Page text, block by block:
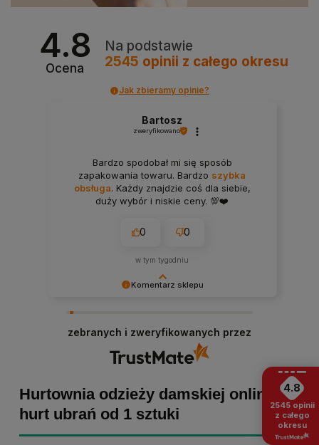
4.8
Ocena
Na podstawie
2545 opinii z całego okresu
Jak zbieramy opinie?
Komentarz sklepu
tym bardziej cieszymy się, że zakup przebiegł
pomyślnie. Obiecujemy utrzymać dobrą passę -
zapraszamy ponownie! :)
Bartosz
zweryfikowano
Bardzo spodobał mi się sposób
zapakowania towaru. Bardzo szybka
obsługa. Każdy znajdzie coś dla siebie,
duży wybór i niskie ceny. 💯❤️
0 0
w tym tygodniu
zebranych i zweryfikowanych przez
Hurtownia odzieży damskiej online -
hurt ubrań od 1 sztuki
4.8
2545 opinii
z całego
okresu